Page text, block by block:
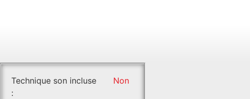
Technique son incluse
:
Non